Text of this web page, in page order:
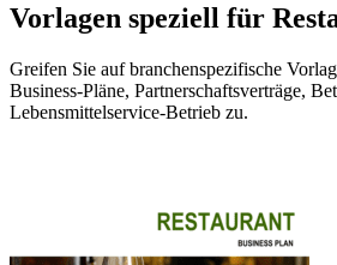
Vorlagen speziell für
Greifen Sie auf branchenspezifische
Business-Pläne, Partnerschaftsverträge,
Lebensmittelservice-Betrieb zu.